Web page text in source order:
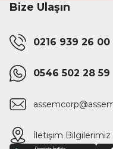
Bize Ulaşın
0216 939 26 00
0546 502 28 59
İletişim Bilgilerimiz